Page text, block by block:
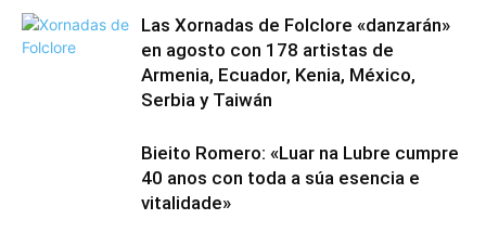
Las Xornadas de Folclore «danzarán»
en agosto con 178 artistas de
Armenia, Ecuador, Kenia, México,
Serbia y Taiwán
Bieito Romero: «Luar na Lubre cumpre
40 anos con toda a súa esencia e
vitalidade»